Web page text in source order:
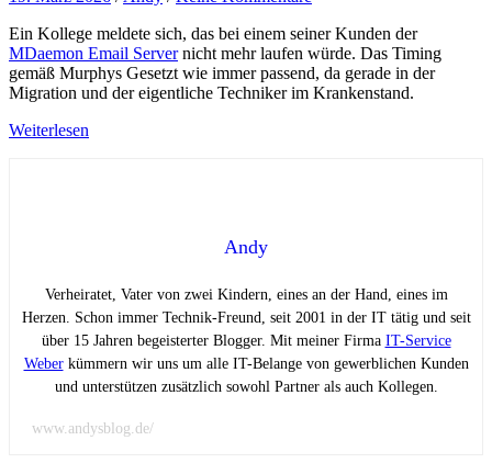
Ein Kollege meldete sich, das bei einem seiner Kunden der
MDaemon Email Servernicht mehr laufen würde. Das Timing
gemäß Murphys Gesetzt wie immer passend, da gerade in der
Migration und der eigentliche Techniker im Krankenstand.
Weiterlesen
Andy
Verheiratet, Vater von zwei Kindern, eines an der Hand, eines im
Herzen. Schon immer Technik-Freund, seit 2001 in der IT tätig und seit
über 15 Jahren begeisterter Blogger. Mit meiner Firma IT-Service
Weberkümmern wir uns um alle IT-Belange von gewerblichen Kunden
und unterstützen zusätzlich sowohl Partner als auch Kollegen.
www.andysblog.de/